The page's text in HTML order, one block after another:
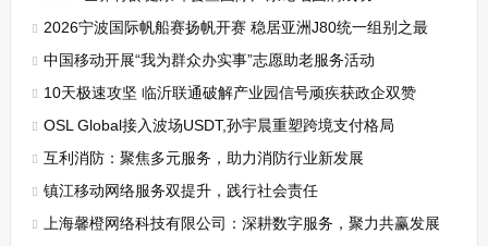
2026宁波国际帆船赛扬帆开赛 稳居亚洲J80统一组别之最
中国移动开展“我为群众办实事”志愿助老服务活动
10天极速攻坚 临沂联通破解产业园信号顽疾获政企双赞
OSL Global接入波场USDT,孙宇晨重塑跨境支付格局
互利消防：聚焦多元服务，助力消防行业新发展
镇江移动网络服务双提升，践行社会责任
上海馨橙网络科技有限公司：深耕数字服务，聚力共赢发展